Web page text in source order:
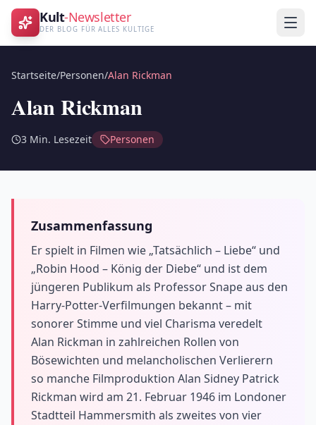
Kult-Newsletter
DER BLOG FÜR ALLES KULTIGE
Startseite/Personen/Alan Rickman
Alan Rickman
3 Min. Lesezeit Personen
Zusammenfassung
Er spielt in Filmen wie „Tatsächlich – Liebe“ und
„Robin Hood – König der Diebe“ und ist dem
jüngeren Publikum als Professor Snape aus den
Harry-Potter-Verfilmungen bekannt – mit
sonorer Stimme und viel Charisma veredelt
Alan Rickman in zahlreichen Rollen von
Bösewichten und melancholischen Verlierern
so manche Filmproduktion Alan Sidney Patrick
Rickman wird am 21. Februar 1946 im Londoner
Stadtteil Hammersmith als zweites von vier